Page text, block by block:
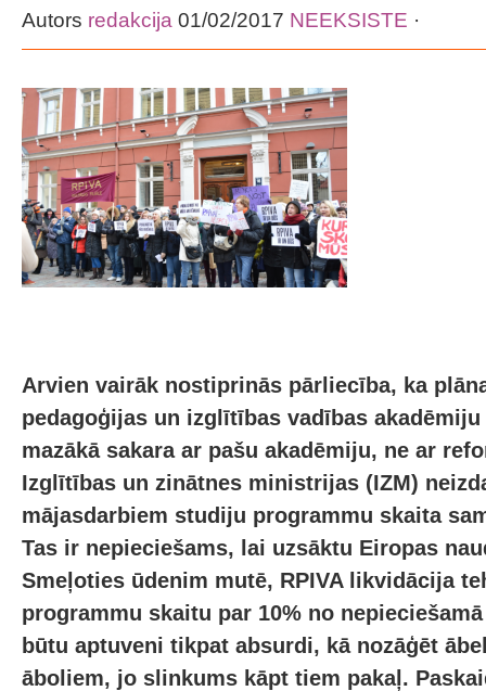
Autors redakcija 01/02/2017 NEEKSISTE ·
Arvien vairāk nostiprinās pārliecība, ka
pedagoģijas un izglītības vadības akadēmiju
mazākā sakara ar pašu akadēmiju, ne ar
Izglītības un zinātnes ministrijas (IZM)
mājasdarbiem studiju programmu skaita
Tas ir nepieciešams, lai uzsāktu Eiropas
Smeļoties ūdenim mutē, RPIVA likvidācija
programmu skaitu par 10% no
būtu aptuveni tikpat absurdi, kā nozāģēt
āboliem, jo slinkums kāpt tiem pakaļ.